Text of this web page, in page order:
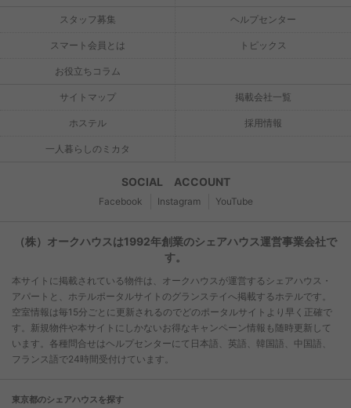
スタッフ募集 ヘルプセンター
スマート会員とは トピックス
お役立ちコラム
サイトマップ 掲載会社一覧
ホステル 採用情報
一人暮らしのミカタ
SOCIAL ACCOUNT
Facebook Instagram YouTube
（株）オークハウスは1992年創業のシェアハウス運営事業会社で
す。
本サイトに掲載されている物件は、オークハウスが運営するシェアハウス・
アパートと、ホテルポータルサイトのグランステイへ掲載するホテルです。
空室情報は毎15分ごとに更新されるのでどのポータルサイトより早く正確で
す。新規物件や本サイトにしかないお得なキャンペーン情報も随時更新して
います。各種問合せはヘルプセンターにて日本語、英語、韓国語、中国語、
フランス語で24時間受付けています。
東京都のシェアハウスを探す